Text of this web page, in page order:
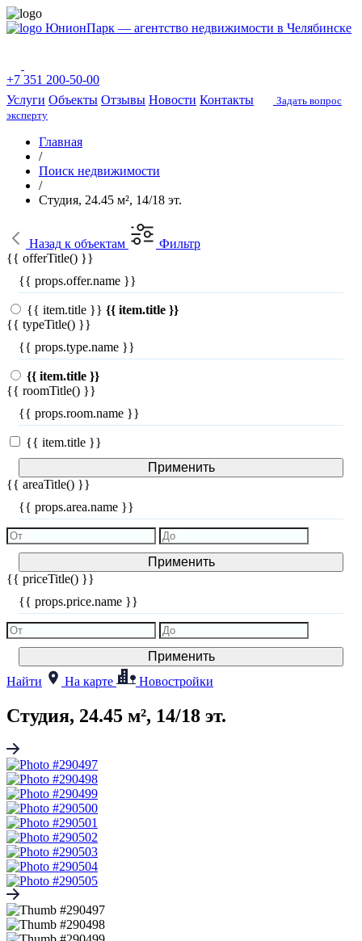
ЮнионПарк — агентство недвижимости в Челябинске
+7 351 200-50-00
Услуги Объекты Отзывы Новости Контакты
Задать вопрос
эксперту
Главная
/
Поиск недвижимости
/
Студия, 24.45 м², 14/18 эт.
Назад к объектам
Фильтр
{{ offerTitle() }}
{{ props.offer.name }}
{{ item.title }} {{ item.title }}
{{ typeTitle() }}
{{ props.type.name }}
{{ item.title }}
{{ roomTitle() }}
{{ props.room.name }}
{{ item.title }}
Применить
{{ areaTitle() }}
{{ props.area.name }}
Применить
{{ priceTitle() }}
{{ props.price.name }}
Применить
Найти
На карте Новостройки
Студия, 24.45 м², 14/18 эт.